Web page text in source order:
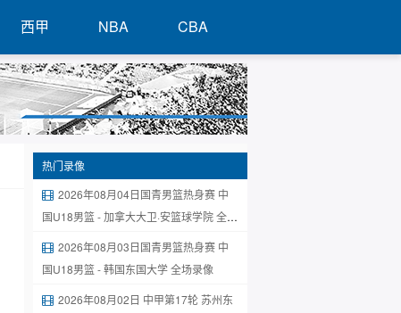
西甲 NBA CBA
热门录像
2026年08月04日国青男篮热身赛 中
国U18男篮 - 加拿大大卫·安篮球学院 全场
2026年08月03日国青男篮热身赛 中
国U18男篮 - 韩国东国大学 全场录像
2026年08月02日 中甲第17轮 苏州东